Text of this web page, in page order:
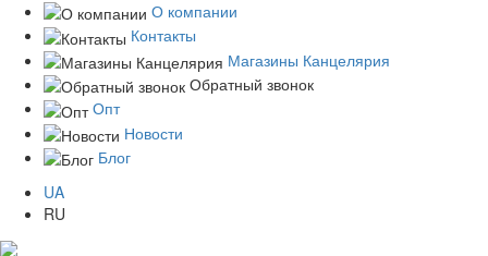
О компании
Контакты
Магазины Канцелярия
Обратный звонок
Опт
Новости
Блог
UA
RU